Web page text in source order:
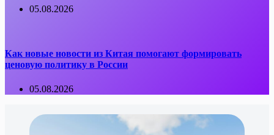
05.08.2026
Как новые новости из Китая помогают формировать
ценовую политику в России
05.08.2026